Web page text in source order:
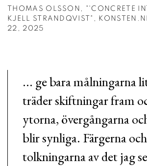
THOMAS OLSSON, "'CONCRETE
KJELL STRANDQVIST",
22, 2025
... ge bara målningarna
träder skiftningar fram
ytorna, övergångarna
blir synliga. Färgerna och
tolkningarna av det jag